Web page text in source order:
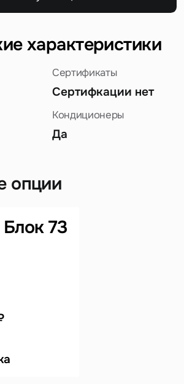
характеристики
Сертификаты
Сертифкации нет
Кондиционеры
Да
опции
73
поле